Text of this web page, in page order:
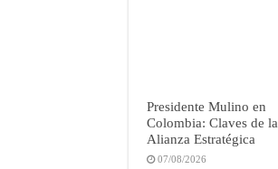
Presidente Mulino en
Colombia: Claves de la
Alianza Estratégica
07/08/2026